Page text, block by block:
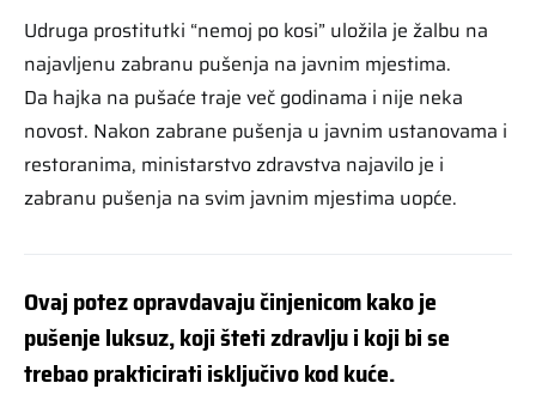
Udruga prostitutki “nemoj po kosi” uložila je žalbu na
najavljenu zabranu pušenja na javnim mjestima.
Da hajka na pušaće traje več godinama i nije neka
novost. Nakon zabrane pušenja u javnim ustanovama i
restoranima, ministarstvo zdravstva najavilo je i
zabranu pušenja na svim javnim mjestima uopće.
Ovaj potez opravdavaju činjenicom kako je
pušenje luksuz, koji šteti zdravlju i koji bi se
trebao prakticirati isključivo kod kuće.